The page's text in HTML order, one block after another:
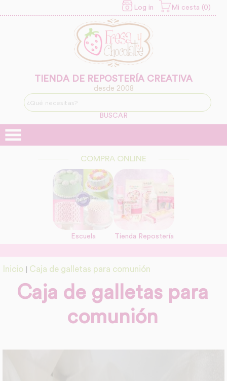
Log in Mi cesta (0)
TIENDA DE REPOSTERÍA CREATIVA
desde 2008
BUSCAR
COMPRA ONLINE
Escuela Tienda Repostería
Inicio Caja de galletas para comunión
Caja de galletas para
comunión
INFORMACION SOBRE LA
PROTECCIÓN DE TUS
Legitimación:
Destinatarios:
link